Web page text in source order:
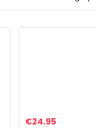
€24.95